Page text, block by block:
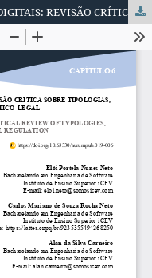
DARK PATTERNS EM INTERFACES DIGITAIS: REVISÃO CRÍTICA SOBRE TIPOLOGIAS, IMPACTOS E REGULAÇÃO ÉTICO-LEGAL